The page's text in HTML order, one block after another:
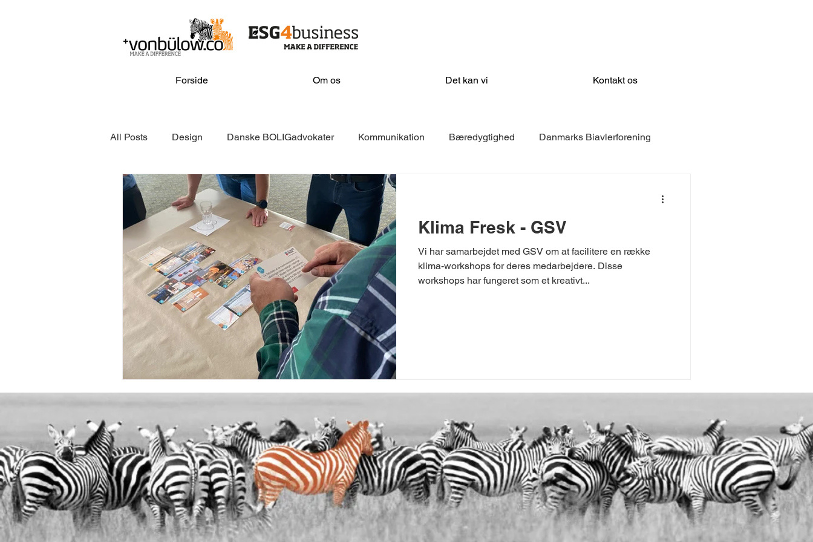
Forside Om os Det kan vi Kontakt os
All Posts Design Danske BOLIGadvokater Kommunikation Bæredygtighed Danmarks Biavlerforening
Online & media GSV EKKOfonden Isover
Danske BOLIGforeninger KeyBalance Næste Sorø Kommune Stevns Kommune
Kalk- og Teglværksforeningen
Klima Fresk - GSV
Vi har samarbejdet med GSV om at facilitere en række
klima-workshops for deres medarbejdere. Disse
workshops har fungeret som et kreativt...